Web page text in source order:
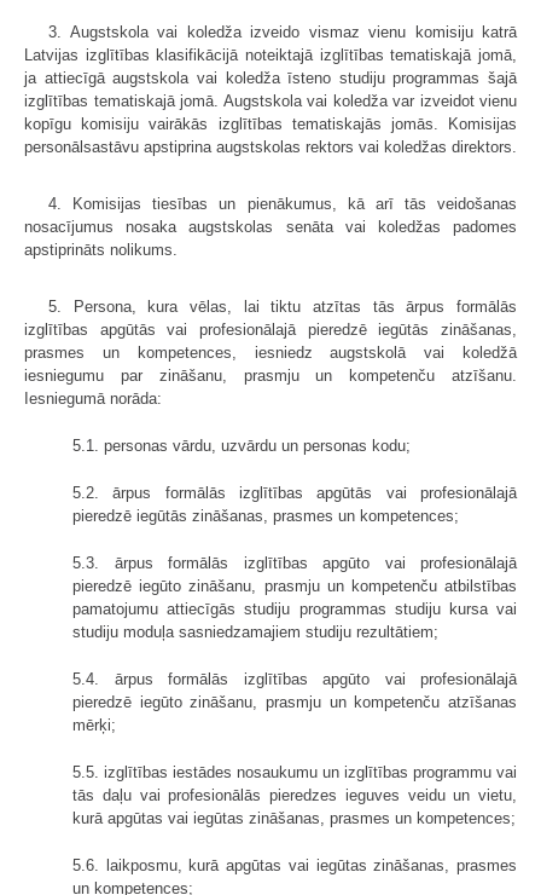
3. Augstskola vai koledža izveido vismaz vienu komisiju katrā
Latvijas izglītības klasifikācijā noteiktajā izglītības tematiskajā jomā,
ja attiecīgā augstskola vai koledža īsteno studiju programmas šajā
izglītības tematiskajā jomā. Augstskola vai koledža var izveidot vienu
kopīgu komisiju vairākās izglītības tematiskajās jomās. Komisijas
personālsastāvu apstiprina augstskolas rektors vai koledžas direktors.
4. Komisijas tiesības un pienākumus, kā arī tās veidošanas
nosacījumus nosaka augstskolas senāta vai koledžas padomes
apstiprināts nolikums.
5. Persona, kura vēlas, lai tiktu atzītas tās ārpus formālās
izglītības apgūtās vai profesionālajā pieredzē iegūtās zināšanas,
prasmes un kompetences, iesniedz augstskolā vai koledžā
iesniegumu par zināšanu, prasmju un kompetenču atzīšanu.
Iesniegumā norāda:
5.1. personas vārdu, uzvārdu un personas kodu;
5.2. ārpus formālās izglītības apgūtās vai profesionālajā
pieredzē iegūtās zināšanas, prasmes un kompetences;
5.3. ārpus formālās izglītības apgūto vai profesionālajā
pieredzē iegūto zināšanu, prasmju un kompetenču atbilstības
pamatojumu attiecīgās studiju programmas studiju kursa vai
studiju moduļa sasniedzamajiem studiju rezultātiem;
5.4. ārpus formālās izglītības apgūto vai profesionālajā
pieredzē iegūto zināšanu, prasmju un kompetenču atzīšanas
mērķi;
5.5. izglītības iestādes nosaukumu un izglītības programmu vai
tās daļu vai profesionālās pieredzes ieguves veidu un vietu,
kurā apgūtas vai iegūtas zināšanas, prasmes un kompetences;
5.6. laikposmu, kurā apgūtas vai iegūtas zināšanas, prasmes
un kompetences;